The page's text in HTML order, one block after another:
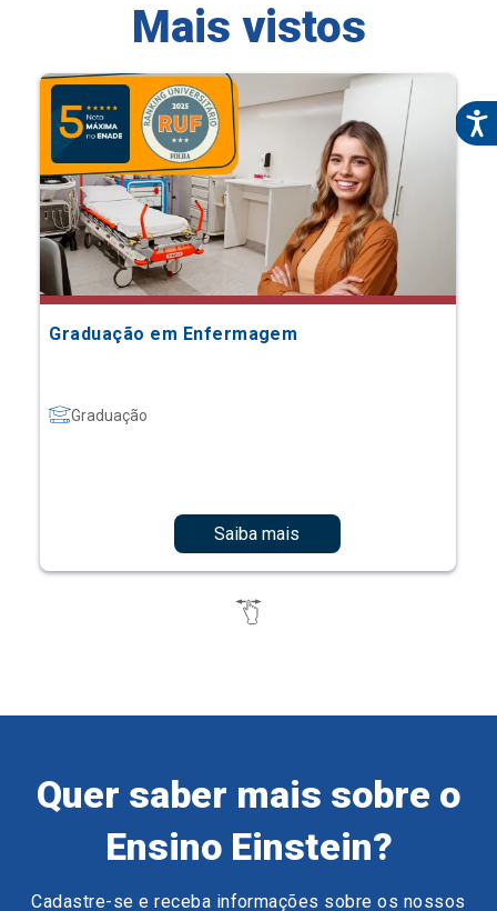
Mais vistos
Graduação em Enfermagem
Graduação
Saiba mais
Quer saber mais sobre o
Ensino Einstein?
Cadastre-se e receba informações sobre os nossos